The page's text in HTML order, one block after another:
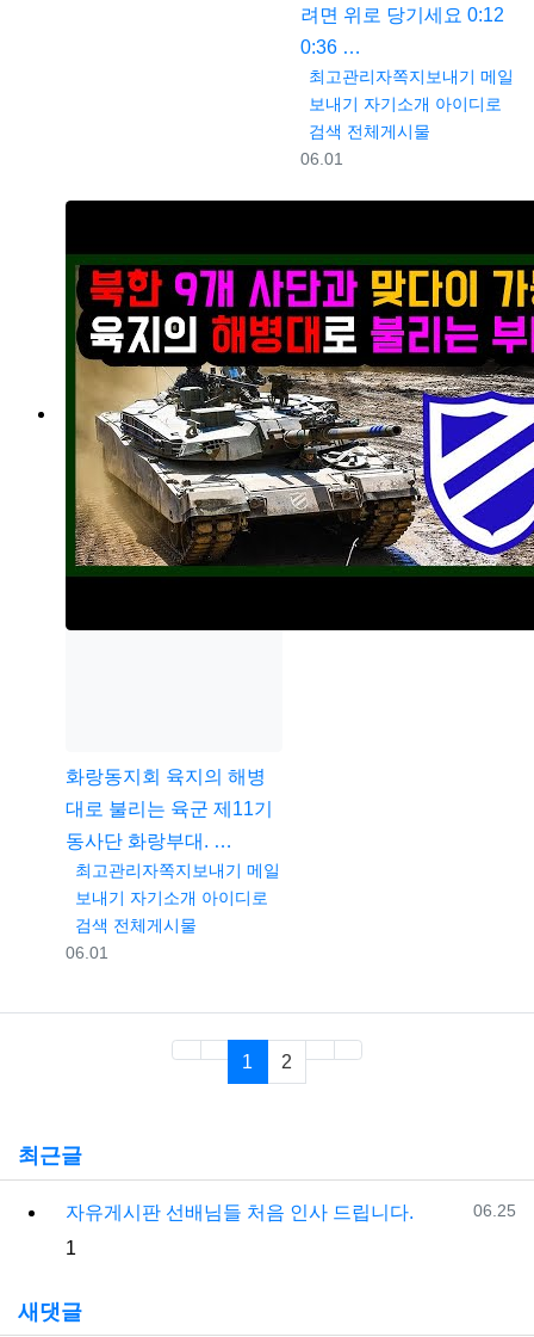
려면 위로 당기세요 0:12
0:36 …
등록자
최고관리자쪽지보내기 메일
보내기 자기소개 아이디로
검색 전체게시물
등록일
06.01
화랑동지회 육지의 해병
대로 불리는 육군 제11기
동사단 화랑부대. …
등록자
최고관리자쪽지보내기 메일
보내기 자기소개 아이디로
검색 전체게시물
등록일
06.01
1 (current)
2 (last)
최근글
등록일
06.25
자유게시판 선배님들 처음 인사 드립니다.
댓글
1
새댓글